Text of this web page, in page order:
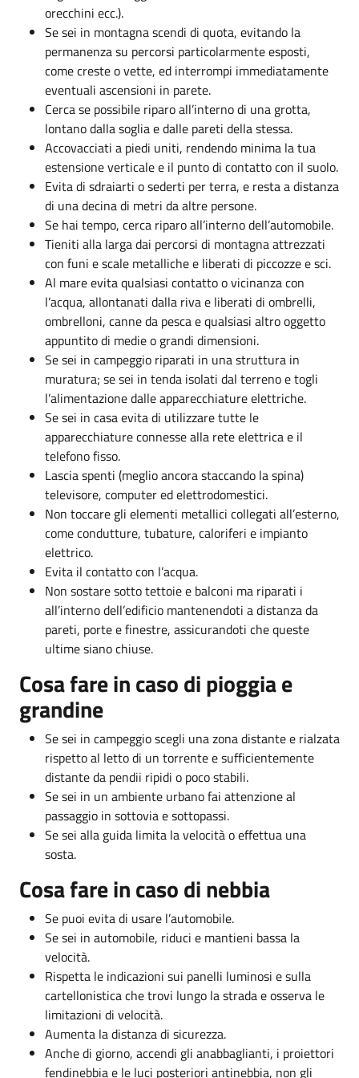
orecchini ecc.).
Se sei in montagna scendi di quota, evitando la
permanenza su percorsi particolarmente esposti,
come creste o vette, ed interrompi immediatamente
eventuali ascensioni in parete.
Cerca se possibile riparo all’interno di una grotta,
lontano dalla soglia e dalle pareti della stessa.
Accovacciati a piedi uniti, rendendo minima la tua
estensione verticale e il punto di contatto con il suolo.
Evita di sdraiarti o sederti per terra, e resta a distanza
di una decina di metri da altre persone.
Se hai tempo, cerca riparo all’interno dell’automobile.
Tieniti alla larga dai percorsi di montagna attrezzati
con funi e scale metalliche e liberati di piccozze e sci.
Al mare evita qualsiasi contatto o vicinanza con
l’acqua, allontanati dalla riva e liberati di ombrelli,
ombrelloni, canne da pesca e qualsiasi altro oggetto
appuntito di medie o grandi dimensioni.
Se sei in campeggio riparati in una struttura in
muratura; se sei in tenda isolati dal terreno e togli
l’alimentazione dalle apparecchiature elettriche.
Se sei in casa evita di utilizzare tutte le
apparecchiature connesse alla rete elettrica e il
telefono fisso.
Lascia spenti (meglio ancora staccando la spina)
televisore, computer ed elettrodomestici.
Non toccare gli elementi metallici collegati all’esterno,
come condutture, tubature, caloriferi e impianto
elettrico.
Evita il contatto con l’acqua.
Non sostare sotto tettoie e balconi ma riparati i
all’interno dell’edificio mantenendoti a distanza da
pareti, porte e finestre, assicurandoti che queste
ultime siano chiuse.
Cosa fare in caso di pioggia e
grandine
Se sei in campeggio scegli una zona distante e rialzata
rispetto al letto di un torrente e sufficientemente
distante da pendii ripidi o poco stabili.
Se sei in un ambiente urbano fai attenzione al
passaggio in sottovia e sottopassi.
Se sei alla guida limita la velocità o effettua una
sosta.
Cosa fare in caso di nebbia
Se puoi evita di usare l’automobile.
Se sei in automobile, riduci e mantieni bassa la
velocità.
Rispetta le indicazioni sui panelli luminosi e sulla
cartellonistica che trovi lungo la strada e osserva le
limitazioni di velocità.
Aumenta la distanza di sicurezza.
Anche di giorno, accendi gli anabbaglianti, i proiettori
fendinebbia e le luci posteriori antinebbia, non gli